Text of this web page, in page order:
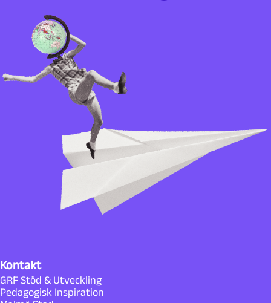
Kontakt
GRF Stöd & Utveckling
Pedagogisk Inspiration